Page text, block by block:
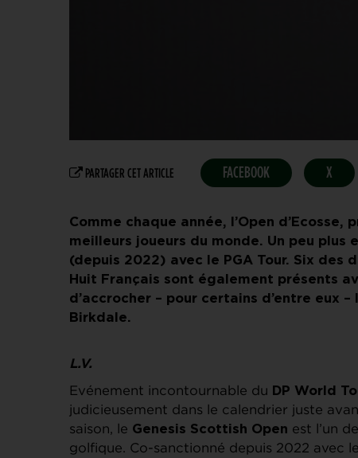
PARTAGER CET ARTICLE FACEBOOK X
Comme chaque année, l’Open
meilleurs joueurs du monde. Un peu
(depuis 2022) avec le PGA Tour. Six des
Huit Français sont également présents
d’accrocher – pour certains d’entre eux
Birkdale.
L.V.
Evénement incontournable du DP World
judicieusement dans le calendrier juste
saison, le Genesis Scottish Open est l’un
golfique. Co-sanctionné depuis 2022 avec le